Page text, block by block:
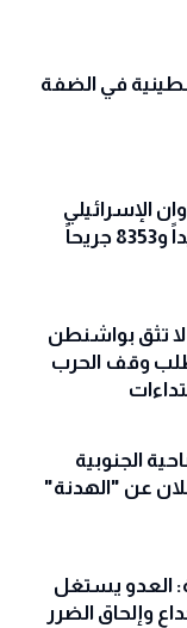
في الضفة
الإسرائيلي
لا تثق بواشنطن
وقف الحرب
الجنوبية
عن "الهدنة"
العدو يستغل
وإلحاق الضرر